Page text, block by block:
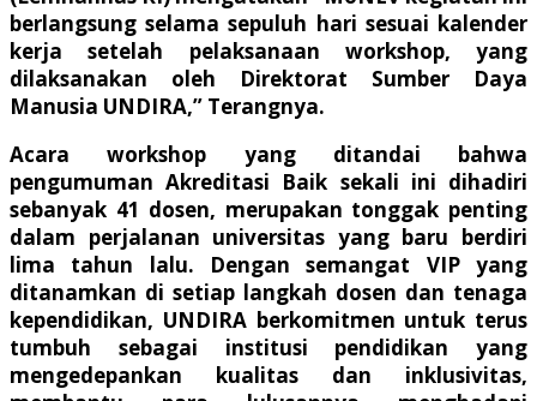
berlangsung selama sepuluh hari sesuai kalender
kerja setelah pelaksanaan workshop, yang
dilaksanakan oleh Direktorat Sumber Daya
Manusia UNDIRA,” Terangnya.
Acara workshop yang ditandai bahwa
pengumuman Akreditasi Baik sekali ini dihadiri
sebanyak 41 dosen, merupakan tonggak penting
dalam perjalanan universitas yang baru berdiri
lima tahun lalu. Dengan semangat VIP yang
ditanamkan di setiap langkah dosen dan tenaga
kependidikan, UNDIRA berkomitmen untuk terus
tumbuh sebagai institusi pendidikan yang
mengedepankan kualitas dan inklusivitas,